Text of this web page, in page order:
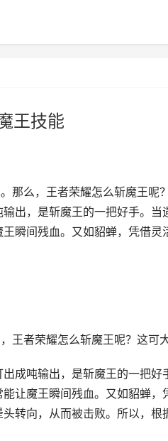
王技能
那么，王者荣耀怎么斩魔王呢
出，是斩魔王的一把好手。当
瞬间残血。又如貂蝉，凭借灵
王者荣耀怎么斩魔王呢？这可
成吨输出，是斩魔王的一把好
让魔王瞬间残血。又如貂蝉，
转向，从而被击败。所以，根